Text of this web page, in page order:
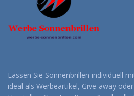
Lassen Sie Sonnenbrillen individuell
ideal als Werbeartikel, Give-away